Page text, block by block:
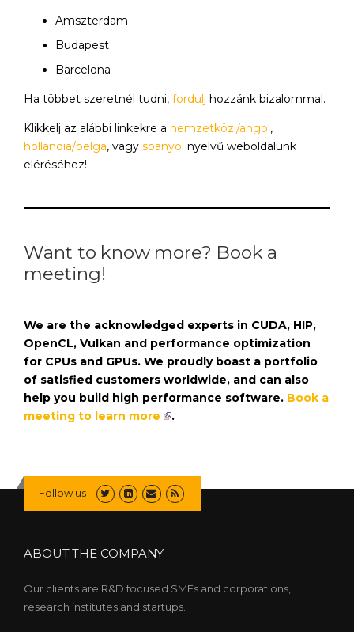
Amszterdam
Budapest
Barcelona
Ha többet szeretnél tudni, fordulj hozzánk bizalommal.
Klikkelj az alábbi linkekre a nemzetközi/angol,
hollandia/belga, vagy spanyol nyelvű weboldalunk
eléréséhez!
Want to know more? Book a
meeting!
We are the acknowledged experts in CUDA, HIP,
OpenCL, Vulkan and performance optimization
for CPUs and GPUs. We proudly boast a portfolio
of satisfied customers worldwide, and can also
help you build high performance software. Book a
meeting to learn more
.
Follow us
ABOUT THE COMPANY
Our clients are R&D focused SMEs and corporations,
research institutes and startups.